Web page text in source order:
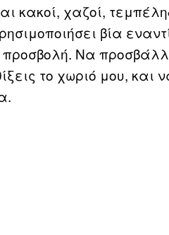
κακοί, χαζοί,
βία
προσβολή. Να
το χωριό μου, και